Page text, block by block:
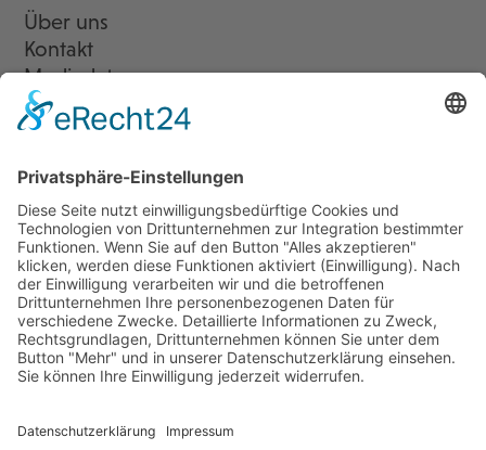
Über uns
Kontakt
Mediadaten
Newsletter
LogIn
Legal
Impressum
Datenschutzerklärung
Cookie-Einstellungen